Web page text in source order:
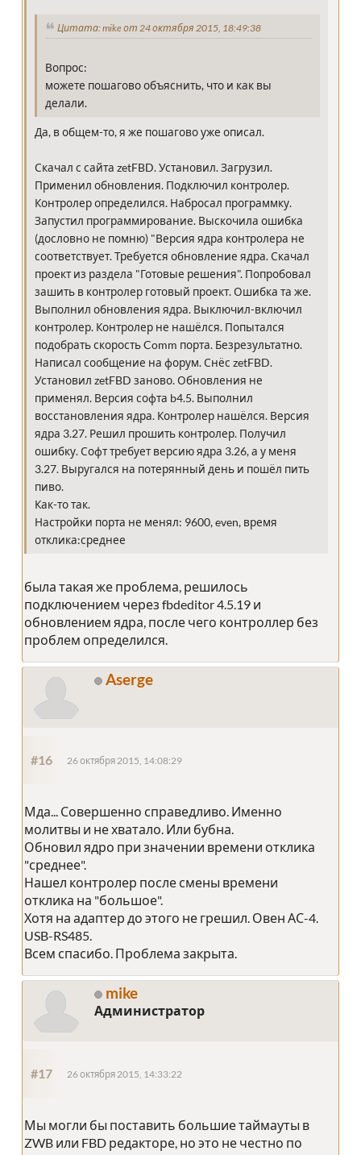
Цитата: mike от 24 октября 2015, 18:49:38
Вопрос:
можете пошагово объяснить, что и как вы
делали.
Да, в общем-то, я же пошагово уже описал.
Скачал с сайта zetFBD. Установил. Загрузил.
Применил обновления. Подключил контролер.
Контролер определился. Набросал программку.
Запустил программирование. Выскочила ошибка
(дословно не помню) "Версия ядра контролера не
соответствует. Требуется обновление ядра. Скачал
проект из раздела "Готовые решения". Попробовал
зашить в контролер готовый проект. Ошибка та же.
Выполнил обновления ядра. Выключил-включил
контролер. Контролер не нашёлся. Попытался
подобрать скорость Comm порта. Безрезультатно.
Написал сообщение на форум. Снёс zetFBD.
Установил zetFBD заново. Обновления не
применял. Версия софта b4.5. Выполнил
восстановления ядра. Контролер нашёлся. Версия
ядра 3.27. Решил прошить контролер. Получил
ошибку. Софт требует версию ядра 3.26, а у меня
3.27. Выругался на потерянный день и пошёл пить
пиво.
Как-то так.
Настройки порта не менял: 9600, even, время
отклика:среднее
была такая же проблема, решилось
подключением через fbdeditor 4.5.19 и
обновлением ядра, после чего контроллер без
проблем определился.
Aserge
#16 26 октября 2015, 14:08:29
Мда... Совершенно справедливо. Именно
молитвы и не хватало. Или бубна.
Обновил ядро при значении времени отклика
"среднее".
Нашел контролер после смены времени
отклика на "большое".
Хотя на адаптер до этого не грешил. Овен АС-4.
USB-RS485.
Всем спасибо. Проблема закрыта.
mike
Администратор
#17 26 октября 2015, 14:33:22
Мы могли бы поставить большие таймауты в
ZWB или FBD редакторе, но это не честно по